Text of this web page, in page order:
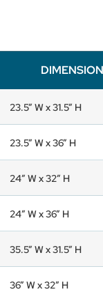
23.5” W x 31.5” H
23.5” W x 36” H
24” W x 32” H
24” W x 36” H
35.5” W x 31.5” H
36” W x 32” H